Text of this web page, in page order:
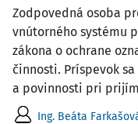
Zodpovedná osoba
vnútorného systému
zákona o ochrane
činnosti. Príspevok
a povinnosti pri
Ing. Beáta